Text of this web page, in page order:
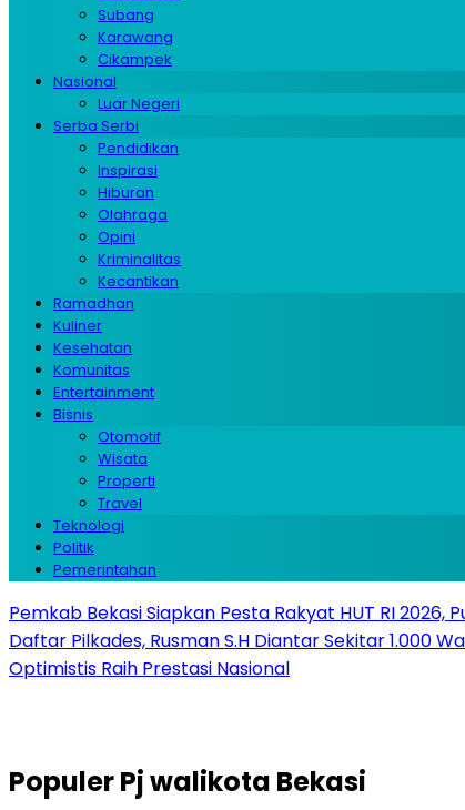
Subang
Karawang
Cikampek
Nasional
Luar Negeri
Serba Serbi
Pendidikan
Inspirasi
Hiburan
Olahraga
Opini
Kriminalitas
Kecantikan
Ramadhan
Kuliner
Kesehatan
Komunitas
Entertainment
Bisnis
Otomotif
Wisata
Properti
Travel
Teknologi
Politik
Pemerintahan
Pemkab Bekasi Siapkan Pesta Rakyat HUT RI 2026,
Daftar Pilkades, Rusman S.H Diantar Sekitar 1.000
Optimistis Raih Prestasi Nasional
PopulerPj walikota Bekasi